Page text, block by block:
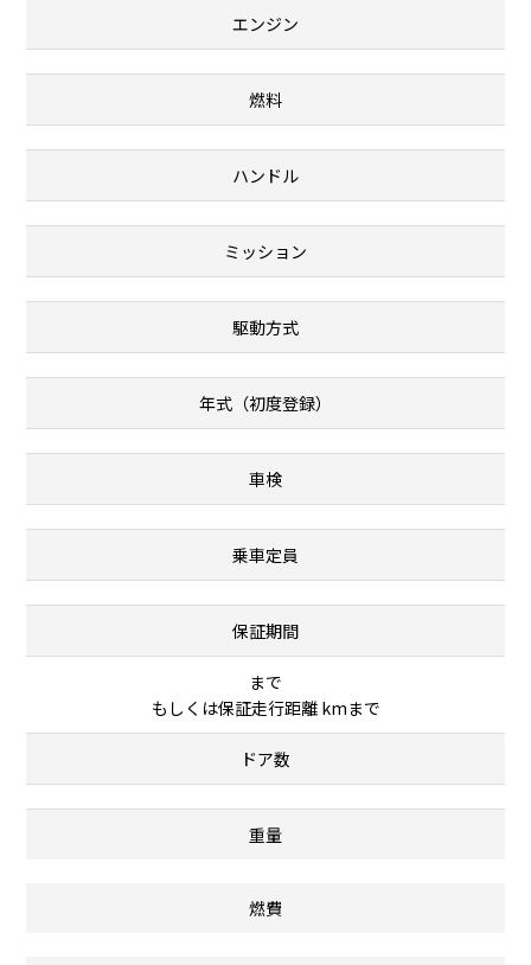
エンジン
燃料
ハンドル
ミッション
駆動方式
年式（初度登録）
車検
乗車定員
保証期間
まで
もしくは保証走行距離 kmまで
ドア数
重量
燃費